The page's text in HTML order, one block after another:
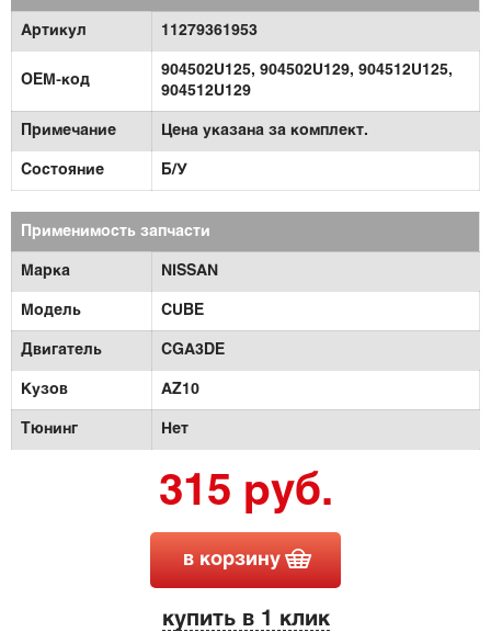
Артикул 11279361953
OEM-код
904502U125, 904502U129, 904512U125,
904512U129
Примечание Цена указана за комплект.
Состояние Б/У
Применимость запчасти
Марка NISSAN
Модель CUBE
Двигатель CGA3DE
Кузов AZ10
Тюнинг Нет
315 руб.
в корзину
купить в 1 клик